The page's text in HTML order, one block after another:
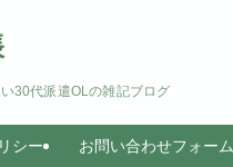
30代派遣OLの雑記ブログ
シー お問い合わせフォーム